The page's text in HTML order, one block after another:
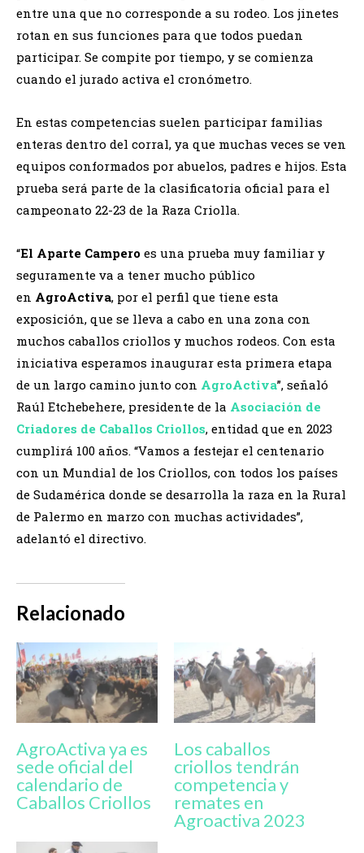
entre una que no corresponde a su rodeo. Los jinetes
rotan en sus funciones para que todos puedan
participar. Se compite por tiempo, y se comienza
cuando el jurado activa el cronómetro.
En estas competencias suelen participar familias
enteras dentro del corral, ya que muchas veces se ven
equipos conformados por abuelos, padres e hijos. Esta
prueba será parte de la clasificatoria oficial para el
campeonato 22-23 de la Raza Criolla.
“El Aparte Campero es una prueba muy familiar y
seguramente va a tener mucho público
en AgroActiva, por el perfil que tiene esta
exposición, que se lleva a cabo en una zona con
muchos caballos criollos y muchos rodeos. Con esta
iniciativa esperamos inaugurar esta primera etapa
de un largo camino junto con AgroActiva”, señaló
Raúl Etchebehere, presidente de la Asociación de
Criadores de Caballos Criollos, entidad que en 2023
cumplirá 100 años. “Vamos a festejar el centenario
con un Mundial de los Criollos, con todos los países
de Sudamérica donde se desarrolla la raza en la Rural
de Palermo en marzo con muchas actividades”,
adelantó el directivo.
Relacionado
AgroActiva ya es
sede oficial del
calendario de
Caballos Criollos
Los caballos
criollos tendrán
competencia y
remates en
Agroactiva 2023